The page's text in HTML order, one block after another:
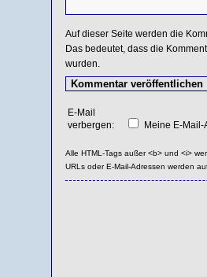
Auf dieser Seite werden die
Das bedeutet, dass die
wurden.
E-Mail
verbergen:
Meine E-
Alle HTML-Tags außer <b> und <i>
URLs oder E-Mail-Adressen werden